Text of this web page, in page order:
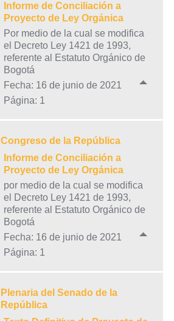
Informe de Conciliación a
Proyecto de Ley Orgánica
Por medio de la cual se modifica
el Decreto Ley 1421 de 1993,
referente al Estatuto Orgánico de
Bogotá
Fecha: 16 de junio de 2021
Página: 1
Congreso de la República
Informe de Conciliación a
Proyecto de Ley Orgánica
por medio de la cual se modifica
el Decreto Ley 1421 de 1993,
referente al Estatuto Orgánico de
Bogotá
Fecha: 16 de junio de 2021
Página: 1
Plenaria del Senado de la
República